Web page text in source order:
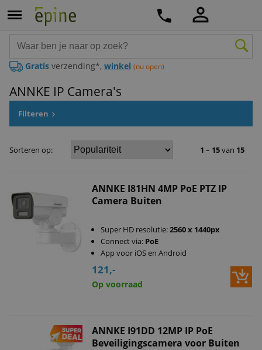
Gratis verzending*, winkel (nu open)
ANNKE IP Camera's
Filteren
Sorteren op: 1 – 15van 15
ANNKE I81HN 4MP PoE PTZ IP
Camera Buiten
Super HD resolutie:2560 x 1440px
Connect via: PoE
App voor iOS en Android
121,-
Op voorraad
ANNKE I91DD 12MP IP PoE
Beveiligingscamera voor Buiten